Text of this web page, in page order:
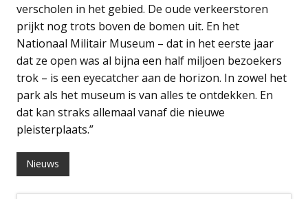
verscholen in het gebied. De oude verkeerstoren
prijkt nog trots boven de bomen uit. En het
Nationaal Militair Museum – dat in het eerste jaar
dat ze open was al bijna een half miljoen bezoekers
trok – is een eyecatcher aan de horizon. In zowel het
park als het museum is van alles te ontdekken. En
dat kan straks allemaal vanaf die nieuwe
pleisterplaats.”
Nieuws